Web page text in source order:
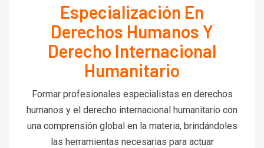
Especialización En
Derechos Humanos Y
Derecho Internacional
Humanitario
Formar profesionales especialistas en derechos
humanos y el derecho internacional humanitario con
una comprensión global en la materia, brindándoles
las herramientas necesarias para actuar